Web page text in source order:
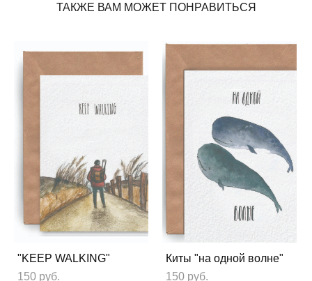
ТАКЖЕ ВАМ МОЖЕТ ПОНРАВИТЬСЯ
"KEEP WALKING"
150 pуб.
Киты "на одной волне"
150 pуб.